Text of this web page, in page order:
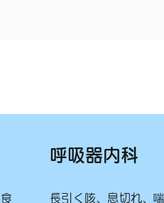
呼吸器内科
長引く咳、息切れ、